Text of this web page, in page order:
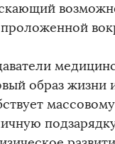
образ жизни